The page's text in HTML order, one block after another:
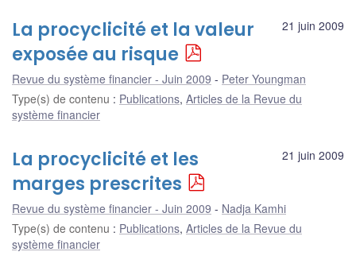
21 juin 2009
La procyclicité et la valeur
exposée au risque
Revue du système financier - Juin 2009
Peter Youngman
Type(s) de contenu : Publications, Articles de la Revue du
système financier
21 juin 2009
La procyclicité et les
marges prescrites
Revue du système financier - Juin 2009
Nadja Kamhi
Type(s) de contenu : Publications, Articles de la Revue du
système financier